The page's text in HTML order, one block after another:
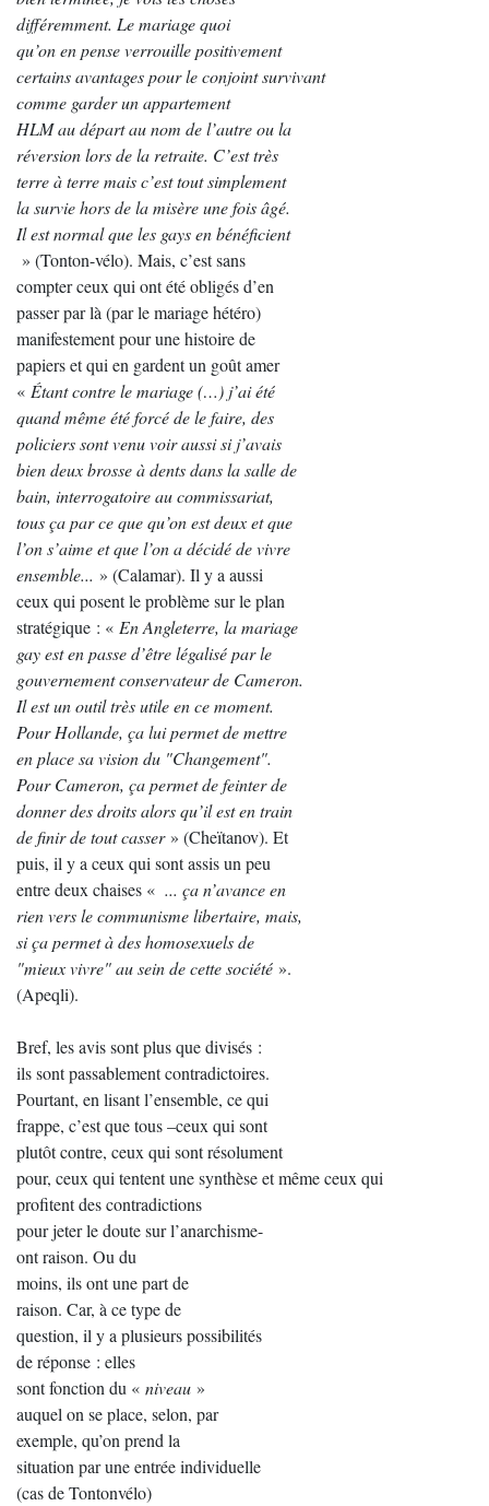
différemment. Le mariage quoi
qu’on en pense verrouille positivement
certains avantages pour le conjoint survivant
comme garder un appartement
HLM au départ au nom de l’autre ou la
réversion lors de la retraite. C’est très
terre à terre mais c’est tout simplement
la survie hors de la misère une fois âgé.
Il est normal que les gays en bénéficient
» (Tonton-vélo). Mais, c’est sans
compter ceux qui ont été obligés d’en
passer par là (par le mariage hétéro)
manifestement pour une histoire de
papiers et qui en gardent un goût amer
« Étant contre le mariage (…) j’ai été
quand même été forcé de le faire, des
policiers sont venu voir aussi si j’avais
bien deux brosse à dents dans la salle de
bain, interrogatoire au commissariat,
tous ça par ce que qu’on est deux et que
l’on s’aime et que l’on a décidé de vivre
ensemble... » (Calamar). Il y a aussi
ceux qui posent le problème sur le plan
stratégique : « En Angleterre, la mariage
gay est en passe d’être légalisé par le
gouvernement conservateur de Cameron.
Il est un outil très utile en ce moment.
Pour Hollande, ça lui permet de mettre
en place sa vision du "Changement".
Pour Cameron, ça permet de feinter de
donner des droits alors qu’il est en train
de finir de tout casser» (Cheïtanov). Et
puis, il y a ceux qui sont assis un peu
entre deux chaises « ... ça n’avance en
rien vers le communisme libertaire, mais,
si ça permet à des homosexuels de
"mieux vivre" au sein de cette société ».
(Apeqli).
Bref, les avis sont plus que divisés :
ils sont passablement contradictoires.
Pourtant, en lisant l’ensemble, ce qui
frappe, c’est que tous –ceux qui sont
plutôt contre, ceux qui sont résolument
pour, ceux qui tentent une synthèse et même ceux qui
profitent des contradictions
pour jeter le doute sur l’anarchisme-
ont raison. Ou du
moins, ils ont une part de
raison. Car, à ce type de
question, il y a plusieurs possibilités
de réponse : elles
sont fonction du « niveau »
auquel on se place, selon, par
exemple, qu’on prend la
situation par une entrée individuelle
(cas de Tontonvélo)